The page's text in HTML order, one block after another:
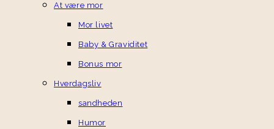
At være mor
Mor livet
Baby & Graviditet
Bonus mor
Hverdagsliv
sandheden
Humor